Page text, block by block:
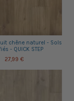
chêne naturel - Sols
- QUICK STEP
27,99 €